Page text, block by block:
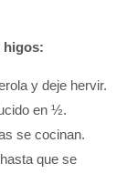
higos:
y deje hervir.
en ½.
se cocinan.
que se